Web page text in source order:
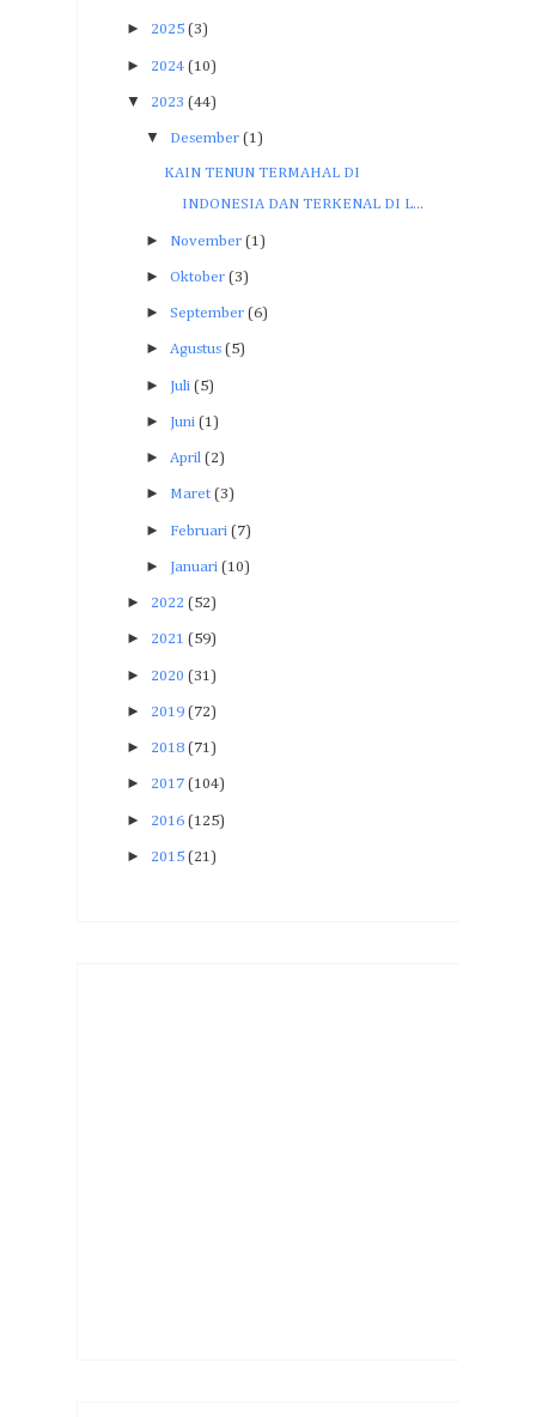
► 2025 (3)
► 2024 (10)
▼ 2023 (44)
▼ Desember (1)
KAIN TENUN TERMAHAL DI
INDONESIA DAN TERKENAL DI L...
► November (1)
► Oktober (3)
► September (6)
► Agustus (5)
► Juli (5)
► Juni (1)
► April (2)
► Maret (3)
► Februari (7)
► Januari (10)
► 2022 (52)
► 2021 (59)
► 2020 (31)
► 2019 (72)
► 2018 (71)
► 2017 (104)
► 2016 (125)
► 2015 (21)